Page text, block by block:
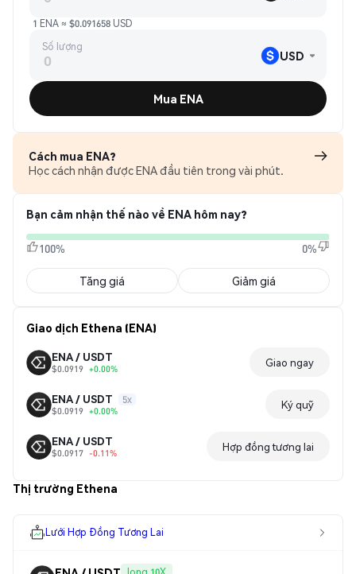
1 ENA ≈ $0.091658 USD
Số lượng
USD
Mua ENA
Cách mua ENA?
Học cách nhận được ENA đầu tiên trong vài phút.
Bạn cảm nhận thế nào về ENA hôm nay?
100% 0%
Tăng giá Giảm giá
Giao dịch Ethena (ENA)
ENA / USDT
$0.0919 +0.00% Giao ngay
ENA / USDT 5x
$0.0919 +0.00% Ký quỹ
ENA / USDT
$0.0917 -0.11% Hợp đồng tương lai
Thị trường Ethena
Lưới Hợp Đồng Tương Lai